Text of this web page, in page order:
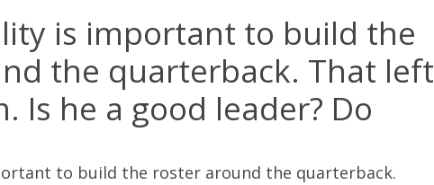
is important to build the
the quarterback. That left
Is he a good leader? Do
to build the roster around the quarterback.